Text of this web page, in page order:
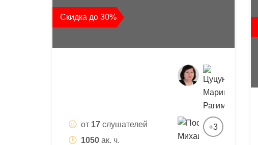
и
профессиональной
переподготовки
Скидка до 30%
от 17 слушателей
1050 ак. ч.
+3